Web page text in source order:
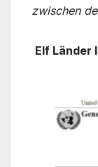
zwischen
Elf Länder